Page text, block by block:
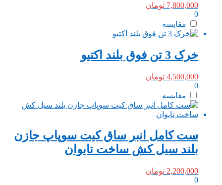
7,800,000 تومان
0
مقایسه
خرک 3 تن فوق بلند اکتیو
4,500,000 تومان
0
مقایسه
ست کامل انبر ساق کیت سوپاپ جازن
بلند سیل کش ساخت تایوان
2,200,000 تومان
0